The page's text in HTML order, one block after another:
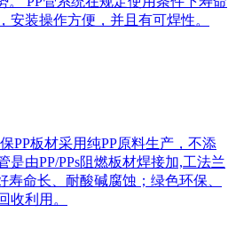
安装操作方便，并且有可焊性。
PP板材采用纯PP原料生产，不添
是由PP/PPs阻燃板材焊接加,工法兰
寿命长、耐酸碱腐蚀；绿色环保、
收利用。